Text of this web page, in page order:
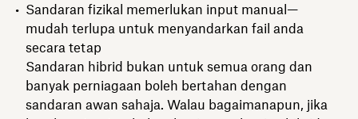
Sandaran fizikal memerlukan input manual—
mudah terlupa untuk menyandarkan fail anda
secara tetap
Sandaran hibrid bukan untuk semua orang dan
banyak perniagaan boleh bertahan dengan
sandaran awan sahaja. Walau bagaimanapun, jika